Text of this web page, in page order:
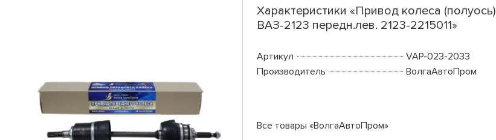
Характеристики «Привод колеса (полуось)
ВАЗ-2123 передн.лев. 2123-2215011»
Артикул
VAP-023-2033
Производитель
ВолгаАвтоПром
Все товары «ВолгаАвтоПром»